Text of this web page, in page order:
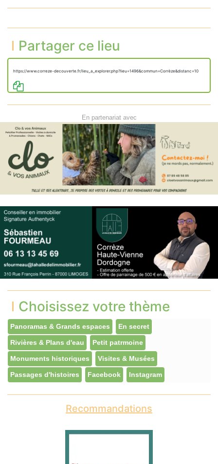
Partager ce lieu
https://www.correze-decouverte.fr/lieu_a_explorer.php?lieu=1496&commun=Corrèze&distanc=10
En partenariat avec
Choisissez votre thème
Panoramas & Grands espaces En secret
Rivières & Plans d'eau Petit patrmoine
Monuments historiques Visites & Musées
Passages d'histoires Facebook Instagram
Recommandations